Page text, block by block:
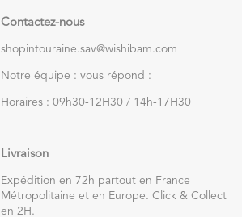
Contactez-nous
shopintouraine.sav@wishibam.com
Notre équipe : vous répond :
Horaires : 09h30-12H30 / 14h-17H30
Livraison
Expédition en 72h partout en France
Métropolitaine et en Europe. Click & Collect
en 2H.